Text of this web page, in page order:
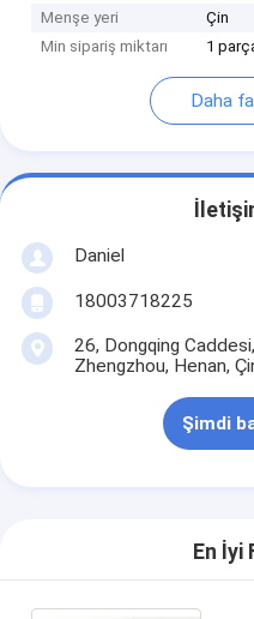
Menşe yeri
Çin
Min sipariş miktarı
1
Daha
Daniel
18003718225
26, Dongqing
Zhengzhou, Henan,
Şimdi
En İyi